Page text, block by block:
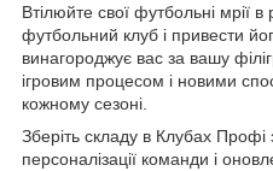
Втілюйте свої футбольні мрії
футбольний клуб і привести
винагороджує вас за вашу
ігровим процесом і новими
кожному сезоні.
Зберіть складу в Клубах
персоналізації команди і